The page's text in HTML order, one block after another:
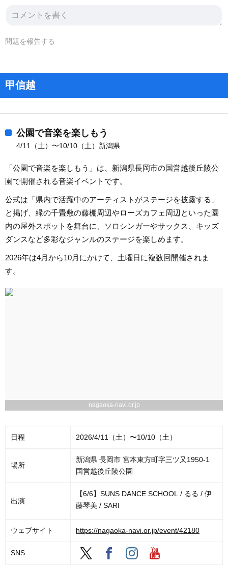
問題を報告する
甲信越
公園で音楽を楽しもう
4/11（土）〜10/10（土）新潟県
「公園で音楽を楽しもう」は、新潟県長岡市の国営越後丘陵公
園で開催される音楽イベントです。
公式は「県内で活躍中のアーティストがステージを披露する」
と掲げ、緑の千畳敷の藤棚周辺やローズカフェ周辺といった園
内の屋外スポットを舞台に、ソロシンガーやサックス、キッズ
ダンスなど多彩なジャンルのステージを楽しめます。
2026年は4月から10月にかけて、土曜日に複数回開催されま
す。
nagaoka-navi.or.jp
日程 2026/4/11（土）〜10/10（土）
場所
新潟県 長岡市 宮本東方町字三ツ又1950-1
国営越後丘陵公園
出演
【6/6】SUNS DANCE SCHOOL / るる / 伊
藤琴美 / SARI
ウェブサイト https://nagaoka-navi.or.jp/event/42180
SNS